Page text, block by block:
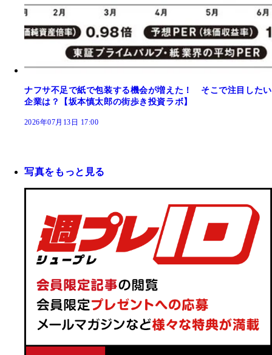
ナフサ不足で紙で包装する機会が増えた！ そこで注目したい
企業は？【坂本慎太郎の街歩き投資ラボ】
2026年07月13日 17:00
写真をもっと見る